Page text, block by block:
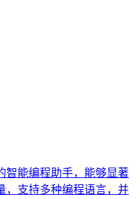
智能编程助手，能够显著
，支持多种编程语言，并